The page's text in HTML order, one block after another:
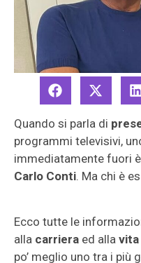
Quando si parla di
programmi televisivi,
immediatamente fuori
Carlo Conti. Ma chi è
Ecco tutte le
alla carriera ed alla
po’ meglio uno tra i più